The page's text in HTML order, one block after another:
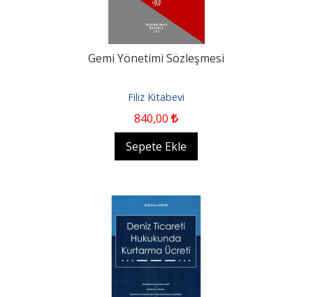
Gemi Yönetimi Sözleşmesi
Filiz Kitabevi
840,00
Sepete Ekle